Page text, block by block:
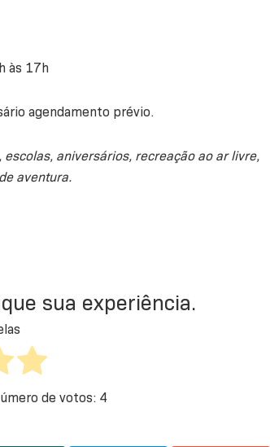
às 17h
agendamento prévio.
aniversários, recreação ao ar livre,
aventura.
sua experiência.
de votos: 4